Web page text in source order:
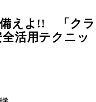
備えよ!! 「クラ
活用テクニッ
学